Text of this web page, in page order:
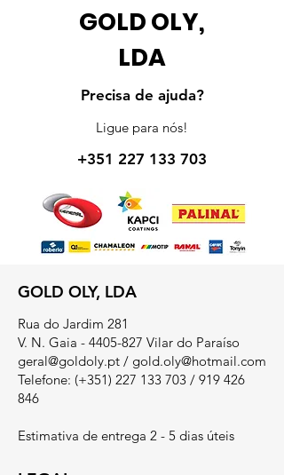
GOLD OLY,
LDA
Precisa de ajuda?
Ligue para nós!
+351 227 133 703
GOLD OLY, LDA
Rua do Jardim 281
V. N. Gaia - 4405-827 Vilar do Paraíso
geral@goldoly.pt / gold.oly@hotmail.com
Telefone: (+351) 227 133 703 / 919 426
846
Estimativa de entrega 2 - 5 dias úteis